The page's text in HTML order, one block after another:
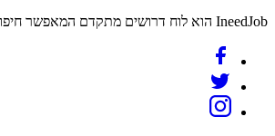
IneedJob הוא לוח דרושים מתקדם המאפשר חיפוש הצעות עבודה בקלות. מצאו את הקריירה החדשה שלכם היום.